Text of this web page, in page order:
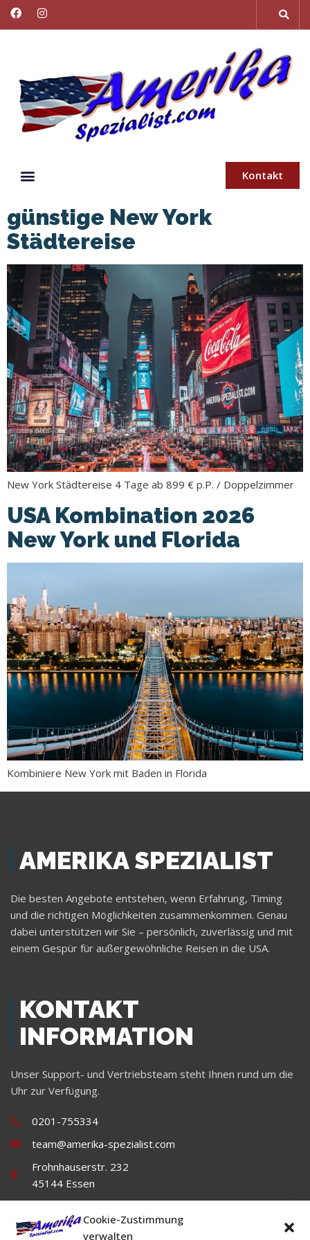
Cookie-Zustimmung
verwalten
Kontakt
günstige New York
Städtereise
New York Städtereise 4 Tage ab 899 € p.P. / Doppelzimmer
USA Kombination 2026
New York und Florida
Kombiniere New York mit Baden in Florida
AMERIKA SPEZIALIST
Die besten Angebote entstehen, wenn Erfahrung, Timing
und die richtigen Möglichkeiten zusammenkommen. Genau
dabei unterstützen wir Sie – persönlich, zuverlässig und mit
einem Gespür für außergewöhnliche Reisen in die USA.
KONTAKT
INFORMATION
Unser Support- und Vertriebsteam steht Ihnen rund um die
Uhr zur Verfügung.
0201-755334
team@amerika-spezialist.com
Frohnhauserstr. 232
45144 Essen